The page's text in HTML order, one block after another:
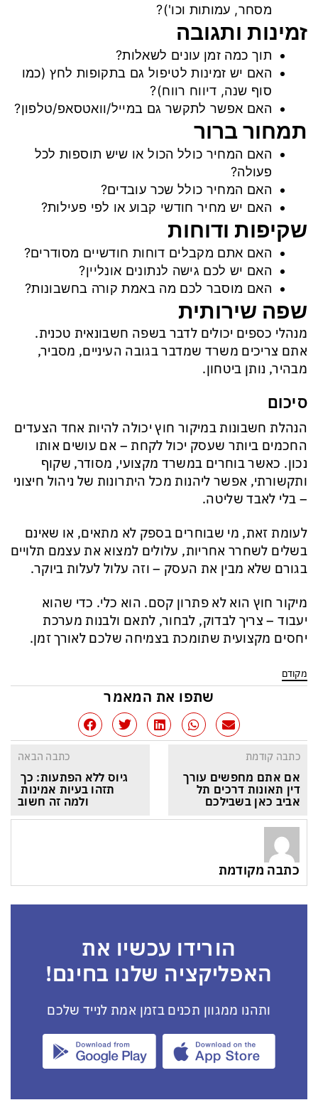
מסחר, עמותות וכו')?
זמינות ותגובה
תוך כמה זמן עונים לשאלות?
האם יש זמינות לטיפול גם בתקופות לחץ (כמו
סוף שנה, דיווח רווח)?
האם אפשר לתקשר גם במייל/וואטסאפ/טלפון?
תמחור ברור
האם המחיר כולל הכול או שיש תוספות לכל
פעולה?
האם המחיר כולל שכר עובדים?
האם יש מחיר חודשי קבוע או לפי פעילות?
שקיפות ודוחות
האם אתם מקבלים דוחות חודשיים מסודרים?
האם יש לכם גישה לנתונים אונליין?
האם מוסבר לכם מה באמת קורה בחשבונות?
שפה שירותית
מנהלי כספים יכולים לדבר בשפה חשבונאית טכנית.
אתם צריכים משרד שמדבר בגובה העיניים, מסביר,
מבהיר, נותן ביטחון.
סיכום
הנהלת חשבונות במיקור חוץ יכולה להיות אחד הצעדים
החכמים ביותר שעסק יכול לקחת – אם עושים אותו
נכון. כאשר בוחרים במשרד מקצועי, מסודר, שקוף
ותקשורתי, אפשר ליהנות מכל היתרונות של ניהול חיצוני
– בלי לאבד שליטה.
לעומת זאת, מי שבוחרים בספק לא מתאים, או שאינם
בשלים לשחרר אחריות, עלולים למצוא את עצמם תלויים
בגורם שלא מבין את העסק – וזה עלול לעלות ביוקר.
מיקור חוץ הוא לא פתרון קסם. הוא כלי. כדי שהוא
יעבוד – צריך לבדוק, לבחור, לתאם ולבנות מערכת
יחסים מקצועית שתומכת בצמיחה שלכם לאורך זמן.
מקודם
שתפו את המאמר
כתבה קודמת
אם אתם מחפשים עורך
דין תאונות דרכים תל
אביב כאן בשבילכם
כתבה הבאה
גיוס ללא הפתעות: כך
תזהו בעיות אמינות
ולמה זה חשוב
כתבה מקודמת
הורידו עכשיו את
האפליקציה שלנו בחינם!
ותהנו ממגוון תכנים בזמן אמת לנייד שלכם